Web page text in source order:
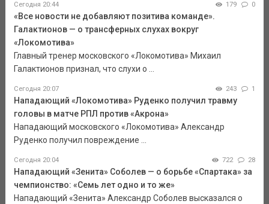
Сегодня 20:44 179 0
«Все новости не добавляют позитива команде».
Галактионов — о трансферных слухах вокруг
«Локомотива»
Главный тренер московского «Локомотива» Михаил
Галактионов признал, что слухи о ...
Сегодня 20:07 243 1
Нападающий «Локомотива» Руденко получил травму
головы в матче РПЛ против «Акрона»
Нападающий московского «Локомотива» Александр
Руденко получил повреждение ...
Сегодня 20:04 722 28
Нападающий «Зенита» Соболев — о борьбе «Спартака» за
чемпионство: «Семь лет одно и то же»
Нападающий «Зенита» Александр Соболев высказался о